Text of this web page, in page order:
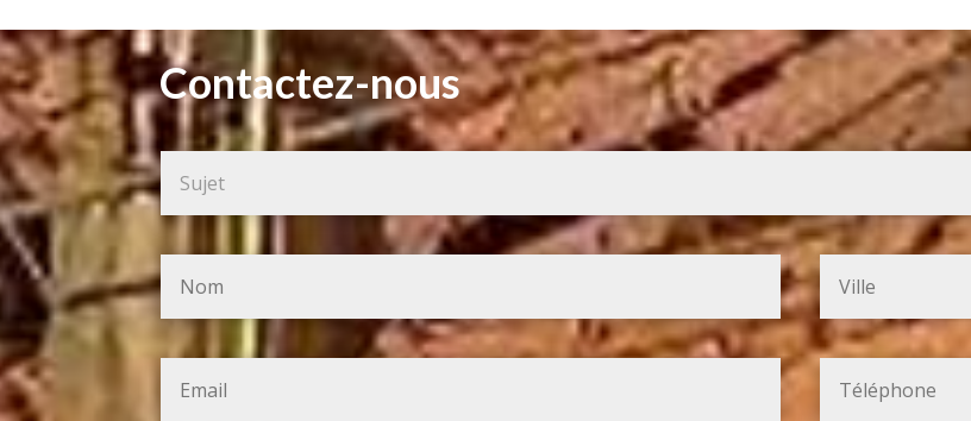
Contactez-nous